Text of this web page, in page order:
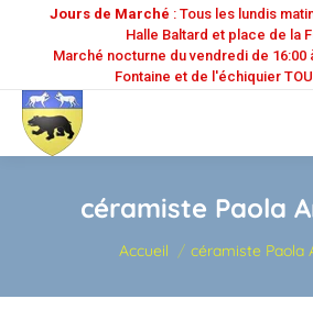
Jours de Marché : Tous les lundis
Halle Baltard et place de la
Marché nocturne du vendredi de 16:00
Fontaine et de l'échiquier
céramiste Paola
Vous êtes ici :
Accueil céramiste Paola